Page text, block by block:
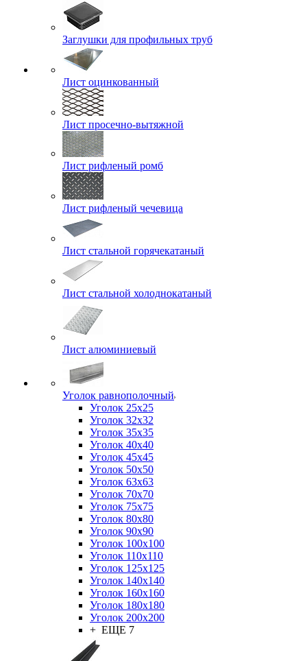
Заглушки для профильных труб
Лист оцинкованный
Лист просечно-вытяжной
Лист рифленый ромб
Лист рифленый чечевица
Лист стальной горячекатаный
Лист стальной холоднокатаный
Лист алюминиевый
Уголок равнополочный
Уголок 25x25
Уголок 32x32
Уголок 35x35
Уголок 40x40
Уголок 45x45
Уголок 50х50
Уголок 63х63
Уголок 70х70
Уголок 75x75
Уголок 80х80
Уголок 90х90
Уголок 100х100
Уголок 110х110
Уголок 125х125
Уголок 140х140
Уголок 160х160
Уголок 180х180
Уголок 200х200
+ ЕЩЕ 7